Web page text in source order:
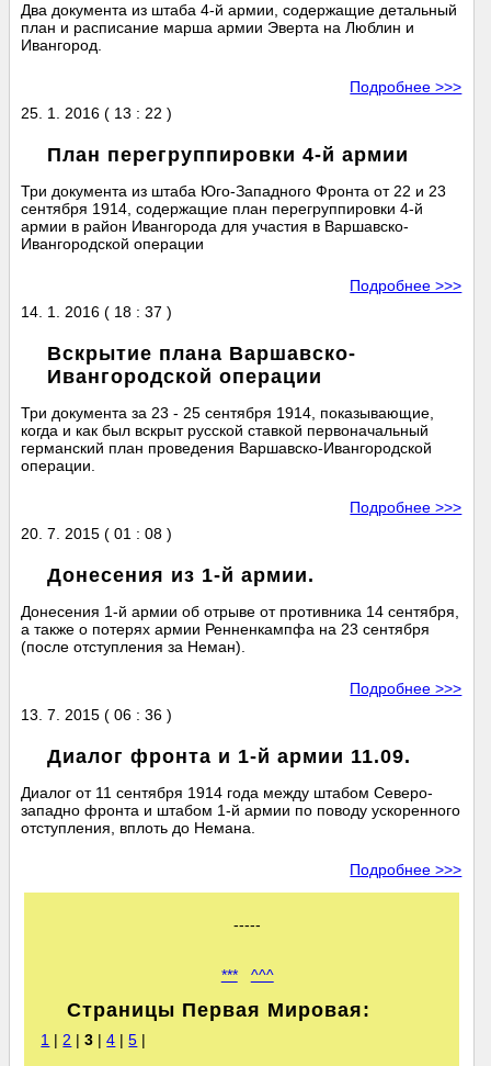
Два документа из штаба 4-й армии, содержащие детальный
план и расписание марша армии Эверта на Люблин и
Ивангород.
Подробнее >>>
25. 1. 2016 ( 13 : 22 )
План перегруппировки 4-й армии
Три документа из штаба Юго-Западного Фронта от 22 и 23
сентября 1914, содержащие план перегруппировки 4-й
армии в район Ивангорода для участия в Варшавско-
Ивангородской операции
Подробнее >>>
14. 1. 2016 ( 18 : 37 )
Вскрытие плана Варшавско-
Ивангородской операции
Три документа за 23 - 25 сентября 1914, показывающие,
когда и как был вскрыт русской ставкой первоначальный
германский план проведения Варшавско-Ивангородской
операции.
Подробнее >>>
20. 7. 2015 ( 01 : 08 )
Донесения из 1-й армии.
Донесения 1-й армии об отрыве от противника 14 сентября,
а также о потерях армии Ренненкампфа на 23 сентября
(после отступления за Неман).
Подробнее >>>
13. 7. 2015 ( 06 : 36 )
Диалог фронта и 1-й армии 11.09.
Диалог от 11 сентября 1914 года между штабом Северо-
западно фронта и штабом 1-й армии по поводу ускоренного
отступления, вплоть до Немана.
Подробнее >>>
-----
*** ^^^
Страницы Первая Мировая:
1 | 2 | 3 |4 |5 |